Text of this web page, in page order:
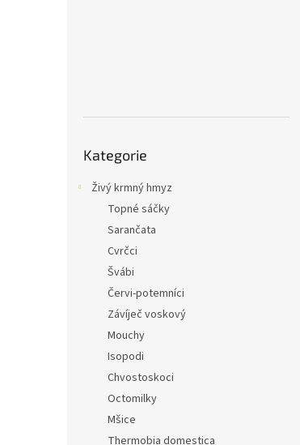
kategorie
Kategorie
Živý krmný hmyz
Topné sáčky
Sarančata
Cvrčci
Švábi
Červi-potemníci
Závíječ voskový
Mouchy
Isopodi
Chvostoskoci
Octomilky
Mšice
Thermobia domestica